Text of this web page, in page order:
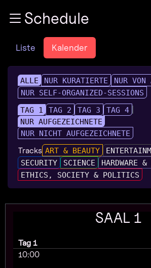
Zum InhaltSchedule
Liste Kalender
ALLE NUR KURATIERTE
NUR VON
NUR SELF-ORGANIZED-SESSIONS
TAG 1
TAG 2 TAG 3
TAG 4
NUR AUFGEZEICHNETE
NUR NICHT AUFGEZEICHNETE
Tracks ART & BEAUTY
SECURITY
SCIENCE
HARDWARE
ETHICS, SOCIETY & POLITICS
Tag 1
10:00
SAAL 1